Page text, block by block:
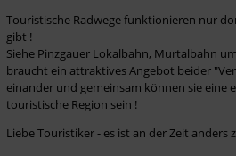
Touristische Radwege funktionieren nur
gibt !
Siehe Pinzgauer Lokalbahn, Murtalbahn
braucht ein attraktives Angebot beider
einander und gemeinsam können sie eine
touristische Region sein !